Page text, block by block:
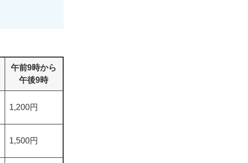
午前9時から
午後9時
1,200円
1,500円